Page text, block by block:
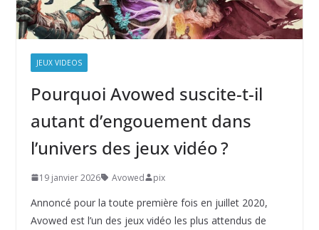
JEUX VIDEOS
Pourquoi Avowed suscite-t-il
autant d’engouement dans
l’univers des jeux vidéo ?
19 janvier 2026 Avowed pix
Annoncé pour la toute première fois en juillet 2020,
Avowed est l’un des jeux vidéo les plus attendus de